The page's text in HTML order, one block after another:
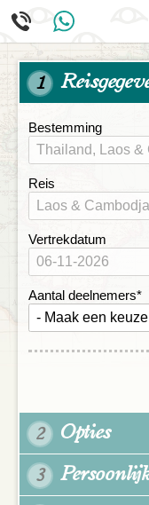
1
Bestemming
Reis
Vertrekdatum
Aantal deelnemers*
2 Opties
3